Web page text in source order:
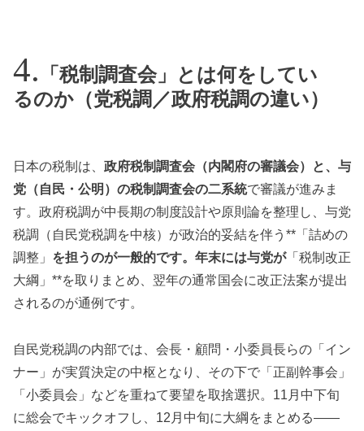
「税制調査会」とは何をしてい
るのか（党税調／政府税調の違い）
日本の税制は、 政府税制調査会（内閣府の審議会）と、与
党（自民・公明）の税制調査会の二系統で審議が進みま
す。政府税調が中長期の制度設計や原則論を整理し、与党
税調（自民党税調を中核）が政治的妥結を伴う**「詰めの
調整」 を担うのが一般的です。年末には与党が「税制改正
大綱」**を取りまとめ、翌年の通常国会に改正法案が提出
されるのが通例です。
自民党税調の内部では、会長・顧問・小委員長らの「イン
ナー」が実質決定の中枢となり、その下で「正副幹事会」
「小委員会」などを重ねて要望を取捨選択。11月中下旬
に総会でキックオフし、12月中旬に大綱をまとめる――